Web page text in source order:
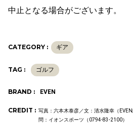
中止となる場合がございます。
CATEGORY : ギア
TAG : ゴルフ
BRAND : EVEN
CREDIT : 写真：六本木泰彦／文：清水隆幸（EVEN
問：イオンスポーツ（0794-83-2100）